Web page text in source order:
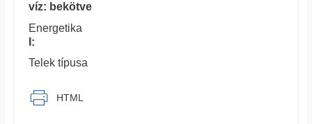
víz: bekötve
Energetika
I:
Telek típusa
HTML